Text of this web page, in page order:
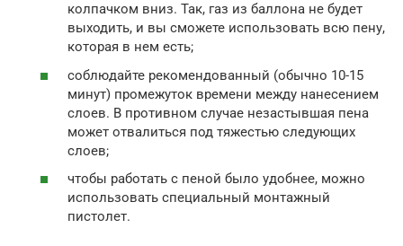
колпачком вниз. Так, газ из баллона не будет
выходить, и вы сможете использовать всю пену,
которая в нем есть;
соблюдайте рекомендованный (обычно 10-15
минут) промежуток времени между нанесением
слоев. В противном случае незастывшая пена
может отвалиться под тяжестью следующих
слоев;
чтобы работать с пеной было удобнее, можно
использовать специальный монтажный
пистолет.